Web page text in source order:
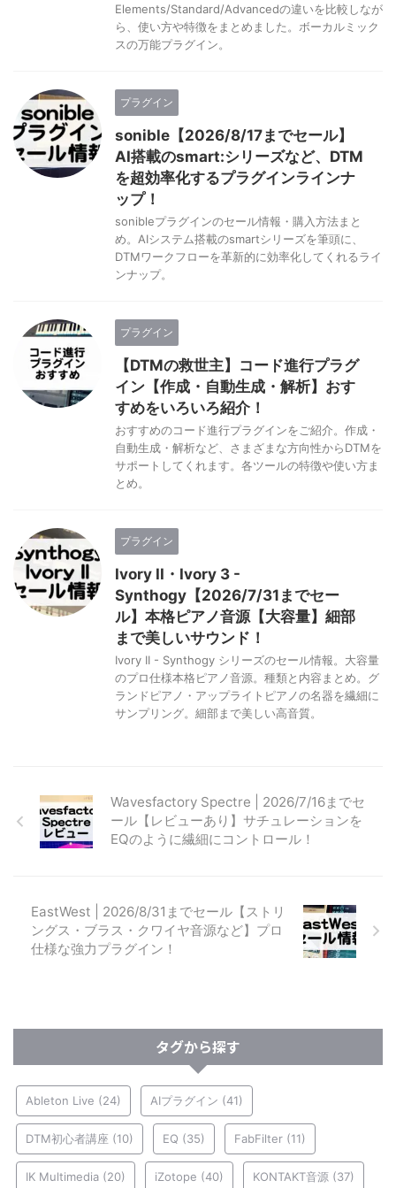
Elements/Standard/Advancedの違いを比較しなが
ら、使い方や特徴をまとめました。ボーカルミック
スの万能プラグイン。
プラグイン
sonible【2026/8/17までセール】
AI搭載のsmart:シリーズなど、DTM
を超効率化するプラグインラインナ
ップ！
sonibleプラグインのセール情報・購入方法まと
め。AIシステム搭載のsmartシリーズを筆頭に、
DTMワークフローを革新的に効率化してくれるライ
ンナップ。
プラグイン
【DTMの救世主】コード進行プラグ
イン【作成・自動生成・解析】おす
すめをいろいろ紹介！
おすすめのコード進行プラグインをご紹介。作成・
自動生成・解析など、さまざまな方向性からDTMを
サポートしてくれます。各ツールの特徴や使い方ま
とめ。
プラグイン
Ivory II・Ivory 3 -
Synthogy【2026/7/31までセー
ル】本格ピアノ音源【大容量】細部
まで美しいサウンド！
Ivory II - Synthogy シリーズのセール情報。大容量
のプロ仕様本格ピアノ音源。種類と内容まとめ。グ
ランドピアノ・アップライトピアノの名器を繊細に
サンプリング。細部まで美しい高音質。
Wavesfactory Spectre | 2026/7/16までセ
ール【レビューあり】サチュレーションを
EQのように繊細にコントロール！
EastWest | 2026/8/31までセール【ストリ
ングス・ブラス・クワイヤ音源など】プロ
仕様な強力プラグイン！
タグから探す
Ableton Live (24) AIプラグイン (41)
DTM初心者講座 (10) EQ (35) FabFilter (11)
IK Multimedia (20) iZotope (40) KONTAKT音源 (37)